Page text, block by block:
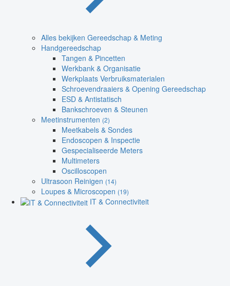
Alles bekijken Gereedschap & Meting
Handgereedschap
Tangen & Pincetten
Werkbank & Organisatie
Werkplaats Verbruiksmaterialen
Schroevendraaiers & Opening Gereedschap
ESD & Antistatisch
Bankschroeven & Steunen
Meetinstrumenten (2)
Meetkabels & Sondes
Endoscopen & Inspectie
Gespecialiseerde Meters
Multimeters
Oscilloscopen
Ultrasoon Reinigen (14)
Loupes & Microscopen (19)
IT & Connectiviteit